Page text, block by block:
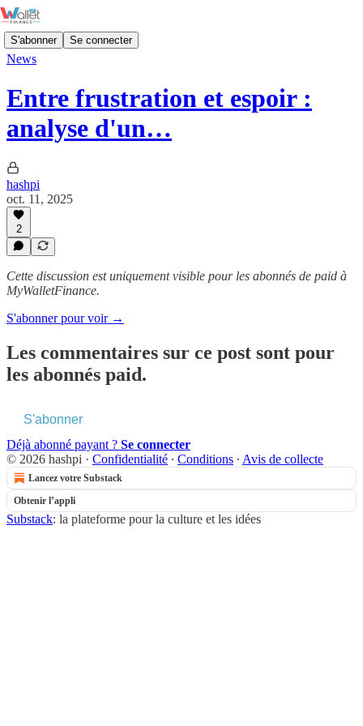
S'abonner Se connecter
News
Entre frustration et espoir :
analyse d'un…
hashpi
oct. 11, 2025
2
Cette discussion est uniquement visible pour les abonnés de paid à
MyWalletFinance.
S'abonner pour voir →
Les commentaires sur ce post sont pour
les abonnés paid.
S'abonner
Déjà abonné payant ? Se connecter
© 2026 hashpi · Confidentialité ∙ Conditions ∙ Avis de collecte
Lancez votre Substack
Obtenir l’appli
Substack: la plateforme pour la culture et les idées